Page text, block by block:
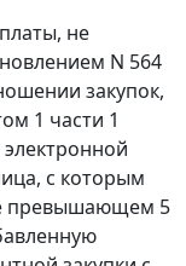
не
N 564
закупок,
1 части 1
с которым
превышающем 5